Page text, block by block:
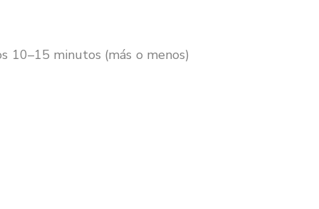
10–15 minutos (más o menos)